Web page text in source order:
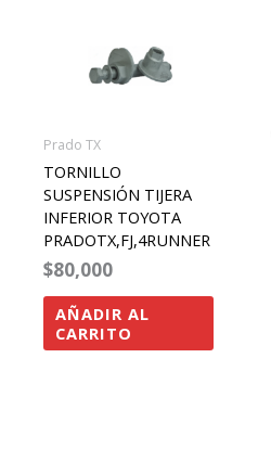
Prado TX
TORNILLO
SUSPENSIÓN TIJERA
INFERIOR TOYOTA
PRADOTX,FJ,4RUNNER
$80,000
AÑADIR AL
CARRITO